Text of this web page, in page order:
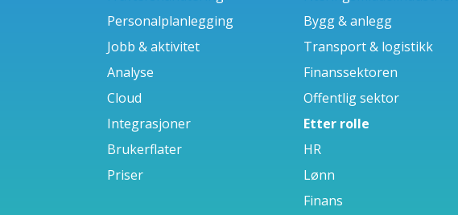
Personalplanlegging
Jobb & aktivitet
Analyse
Cloud
Integrasjoner
Brukerflater
Priser
Bygg & anlegg
Transport & logistikk
Finanssektoren
Offentlig sektor
Etter rolle
HR
Lønn
Finans